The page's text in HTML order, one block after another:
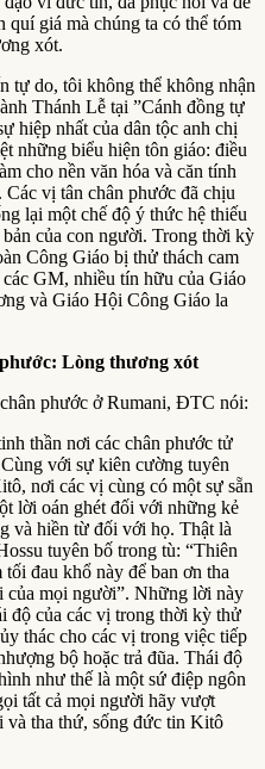
quí giá mà chúng ta có thể tóm
xót.
tự do, tôi không thể không nhận
Thánh Lễ tại ”Cánh đồng tự
hiệp nhất của dân tộc anh chị
những biểu hiện tôn giáo: điều
cho nền văn hóa và căn tính
vị tân chân phước đã chịu
lại một chế độ ý thức hệ thiếu
của con người. Trong thời kỳ
Công Giáo bị thử thách cam
GM, nhiều tín hữu của Giáo
và Giáo Hội Công Giáo la
Lòng thương xót
phước ở Rumani, ĐTC nói:
thần nơi các chân phước tử
với sự kiên cường tuyên
nơi các vị cùng có một sự sẵn
lời oán ghét đối với những kẻ
và hiền từ đối với họ. Thật là
tuyên bố trong tù: “Thiên
đau khổ này để ban ơn tha
của mọi người”. Những lời này
độ của các vị trong thời kỳ thử
thác cho các vị trong việc tiếp
bộ hoặc trả đũa. Thái độ
như thế là một sứ điệp ngôn
tất cả mọi người hãy vượt
và tha thứ, sống đức tin Kitô